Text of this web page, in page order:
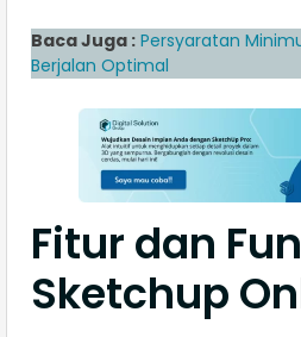
Baca Juga : Persyaratan
Berjalan Optimal
Fitur dan
Sketchup